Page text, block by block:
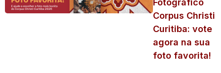
Fotográfico
Corpus Christi
Curitiba: vote
agora na sua
foto favorita!